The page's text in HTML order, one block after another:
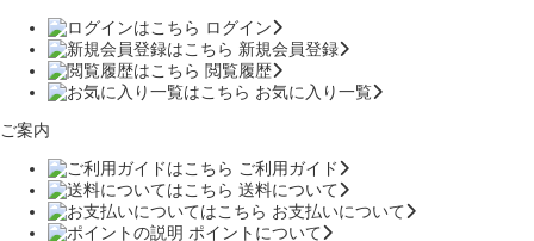
ログイン
新規会員登録
閲覧履歴
お気に入り一覧
ご案内
ご利用ガイド
送料について
お支払いについて
ポイントについて